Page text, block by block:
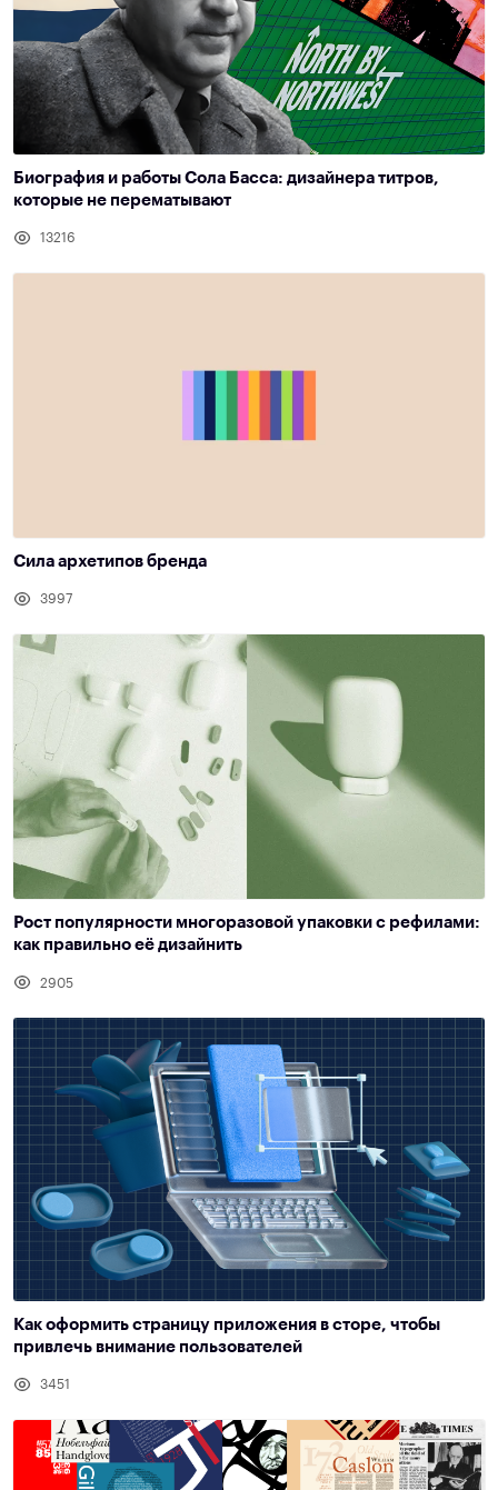
Биография и работы Сола Басса: дизайнера титров,
которые не перематывают
13216
Сила архетипов бренда
3997
Рост популярности многоразовой упаковки с рефилами:
как правильно её дизайнить
2905
Как оформить страницу приложения в сторе, чтобы
привлечь внимание пользователей
3451